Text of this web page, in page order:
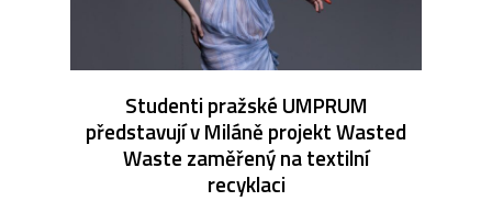
Studenti pražské UMPRUM
představují v Miláně projekt Wasted
Waste zaměřený na textilní
recyklaci